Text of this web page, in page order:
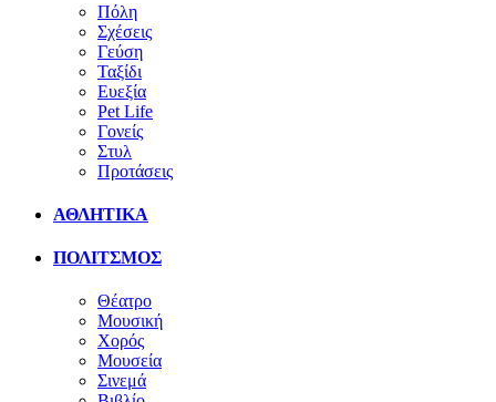
Πόλη
Σχέσεις
Γεύση
Ταξίδι
Ευεξία
Pet Life
Γονείς
Στυλ
Προτάσεις
ΑΘΛΗΤΙΚΑ
ΠΟΛΙΤΣΜΟΣ
Θέατρο
Μουσική
Χορός
Μουσεία
Σινεμά